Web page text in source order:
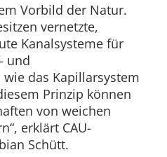
Vorbild der Natur.
vernetzte,
Kanalsysteme für
und
das Kapillarsystem
Prinzip können
von weichen
erklärt CAU-
Schütt.